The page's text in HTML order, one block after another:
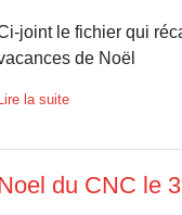
joint le fichier qui
de Noël
Lire la suite
du CNC le